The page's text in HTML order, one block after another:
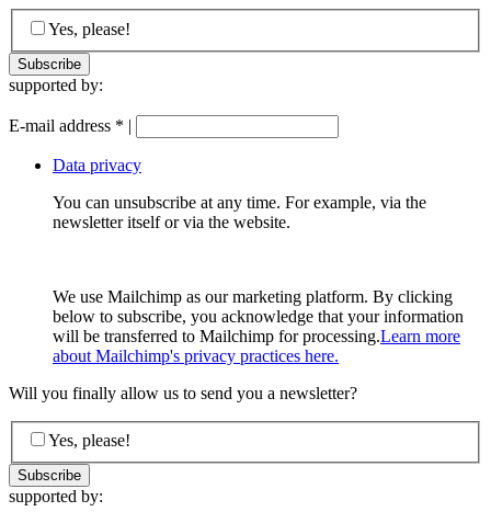
Yes, please!
supported by:
E-mail address * |
Data privacy
You can unsubscribe at any time. For example, via the
newsletter itself or via the website.
We use Mailchimp as our marketing platform. By clicking
below to subscribe, you acknowledge that your information
will be transferred to Mailchimp for processing.Learn more
about Mailchimp's privacy practices here.
Will you finally allow us to send you a newsletter?
Yes, please!
supported by: